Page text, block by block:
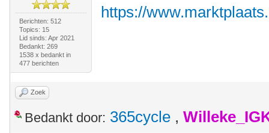
Berichten: 512
Topics: 15
Lid sinds: Apr 2021
Bedankt: 269
1538 x bedankt in
477 berichten
https://
Zoek
Bedankt door: 365cycle ,